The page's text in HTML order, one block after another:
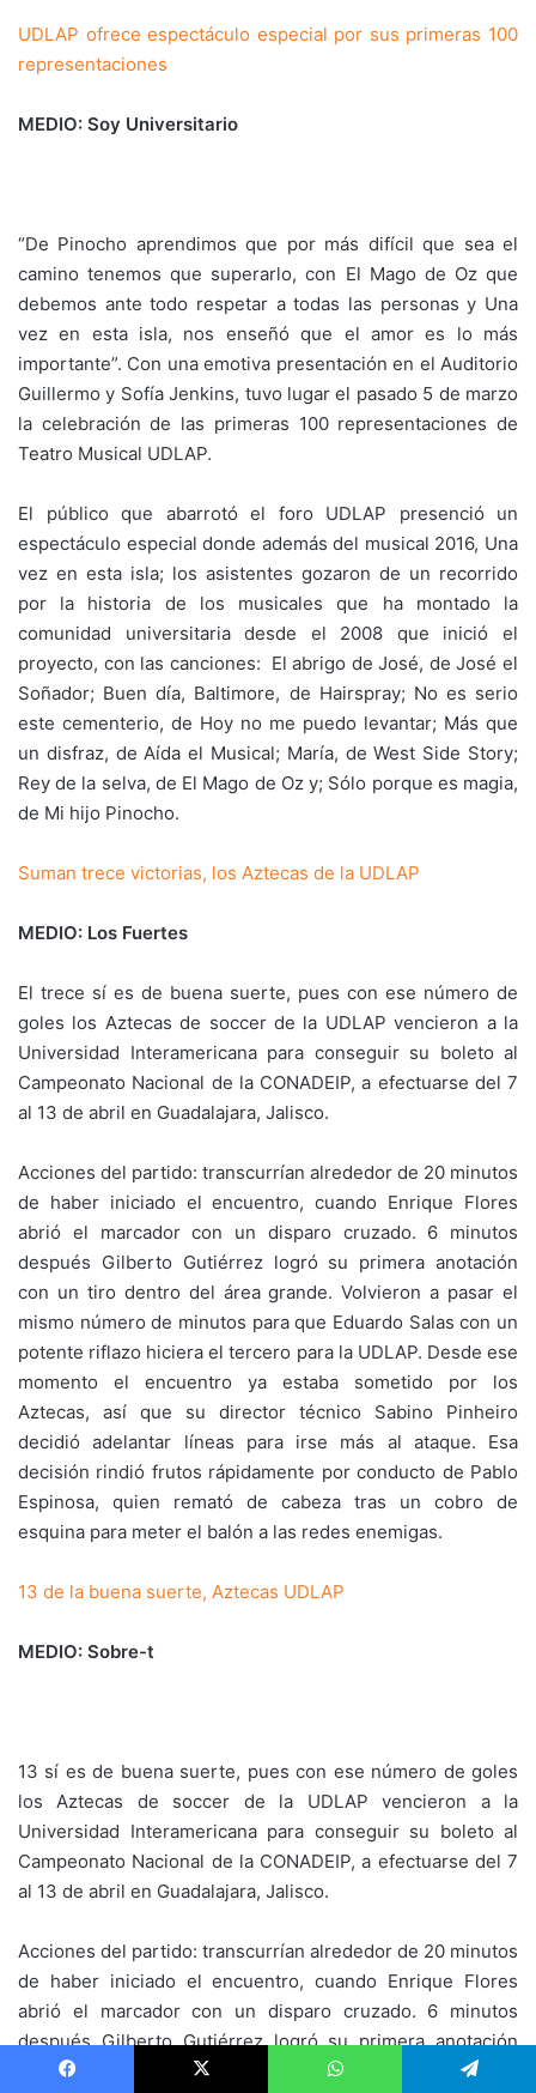
UDLAP ofrece espectáculo especial por sus primeras 100
representaciones
MEDIO: Soy Universitario
“De Pinocho aprendimos que por más difícil que sea el
camino tenemos que superarlo, con El Mago de Oz que
debemos ante todo respetar a todas las personas y Una
vez en esta isla, nos enseñó que el amor es lo más
importante”. Con una emotiva presentación en el Auditorio
Guillermo y Sofía Jenkins, tuvo lugar el pasado 5 de marzo
la celebración de las primeras 100 representaciones de
Teatro Musical UDLAP.
El público que abarrotó el foro UDLAP presenció un
espectáculo especial donde además del musical 2016, Una
vez en esta isla; los asistentes gozaron de un recorrido
por la historia de los musicales que ha montado la
comunidad universitaria desde el 2008 que inició el
proyecto, con las canciones: El abrigo de José, de José el
Soñador; Buen día, Baltimore, de Hairspray; No es serio
este cementerio, de Hoy no me puedo levantar; Más que
un disfraz, de Aída el Musical; María, de West Side Story;
Rey de la selva, de El Mago de Oz y; Sólo porque es magia,
de Mi hijo Pinocho.
Suman trece victorias, los Aztecas de la UDLAP
MEDIO: Los Fuertes
El trece sí es de buena suerte, pues con ese número de
goles los Aztecas de soccer de la UDLAP vencieron a la
Universidad Interamericana para conseguir su boleto al
Campeonato Nacional de la CONADEIP, a efectuarse del 7
al 13 de abril en Guadalajara, Jalisco.
Acciones del partido: transcurrían alrededor de 20 minutos
de haber iniciado el encuentro, cuando Enrique Flores
abrió el marcador con un disparo cruzado. 6 minutos
después Gilberto Gutiérrez logró su primera anotación
con un tiro dentro del área grande. Volvieron a pasar el
mismo número de minutos para que Eduardo Salas con un
potente riflazo hiciera el tercero para la UDLAP. Desde ese
momento el encuentro ya estaba sometido por los
Aztecas, así que su director técnico Sabino Pinheiro
decidió adelantar líneas para irse más al ataque. Esa
decisión rindió frutos rápidamente por conducto de Pablo
Espinosa, quien remató de cabeza tras un cobro de
esquina para meter el balón a las redes enemigas.
13 de la buena suerte, Aztecas UDLAP
MEDIO: Sobre-t
13 sí es de buena suerte, pues con ese número de goles
los Aztecas de soccer de la UDLAP vencieron a la
Universidad Interamericana para conseguir su boleto al
Campeonato Nacional de la CONADEIP, a efectuarse del 7
al 13 de abril en Guadalajara, Jalisco.
Acciones del partido: transcurrían alrededor de 20 minutos
de haber iniciado el encuentro, cuando Enrique Flores
abrió el marcador con un disparo cruzado. 6 minutos
después Gilberto Gutiérrez logró su primera anotación
con un tiro dentro del área grande. Volvieron a pasar el